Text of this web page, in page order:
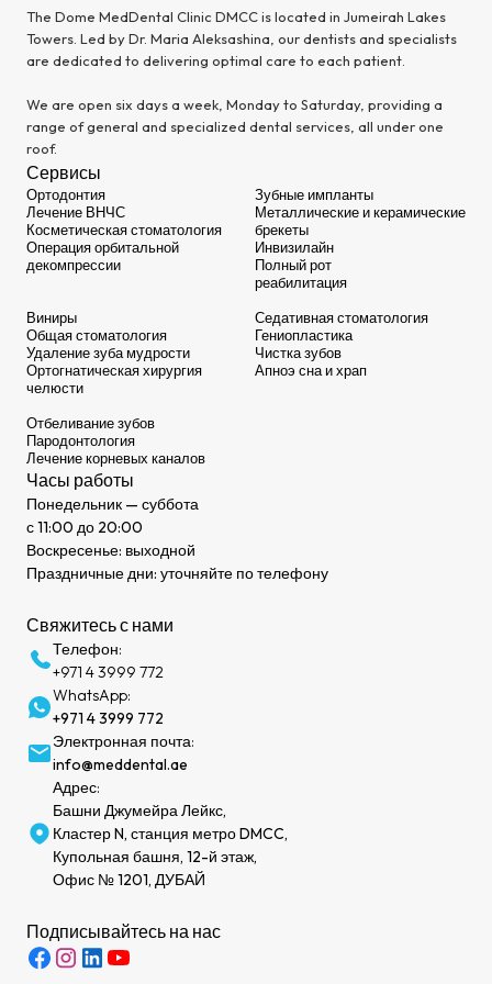
The Dome MedDental Clinic DMCC is located in Jumeirah Lakes
Towers. Led by Dr. Maria Aleksashina, our dentists and specialists
are dedicated to delivering optimal care to each patient.
We are open six days a week, Monday to Saturday, providing a
range of general and specialized dental services, all under one
roof.
Сервисы
Ортодонтия
Лечение ВНЧС
Косметическая стоматология
Операция орбитальной
декомпрессии
Зубные импланты
Металлические и керамические
брекеты
Инвизилайн
Полный рот
реабилитация
Виниры
Общая стоматология
Удаление зуба мудрости
Ортогнатическая хирургия
челюсти
Седативная стоматология
Гениопластика
Чистка зубов
Апноэ сна и храп
Отбеливание зубов
Пародонтология
Лечение корневых каналов
Часы работы
Понедельник — суббота
с 11:00 до 20:00
Воскресенье: выходной
Праздничные дни: уточняйте по телефону
Свяжитесь с нами
Телефон:
+971 4 3999 772
WhatsApp:
+971 4 3999 772
Электронная почта:
info@meddental.ae
Адрес:
Башни Джумейра Лейкс,
Кластер N, станция метро DMCC,
Купольная башня, 12-й этаж,
Офис № 1201, ДУБАЙ
Подписывайтесь на нас